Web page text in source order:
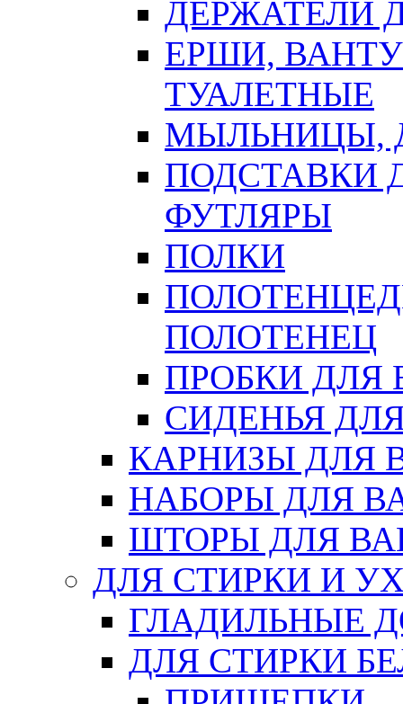
ДЕРЖАТЕЛИ
ЕРШИ,
ТУАЛЕТНЫЕ
МЫЛЬНИЦЫ,
ПОДСТАВКИ
ФУТЛЯРЫ
ПОЛКИ
ПОЛОТЕНЕЦ
ПРОБКИ ДЛЯ
СИДЕНЬЯ
КАРНИЗЫ ДЛЯ
НАБОРЫ ДЛЯ
ШТОРЫ ДЛЯ
ДЛЯ СТИРКИ И
ГЛАДИЛЬНЫЕ
ДЛЯ СТИРКИ